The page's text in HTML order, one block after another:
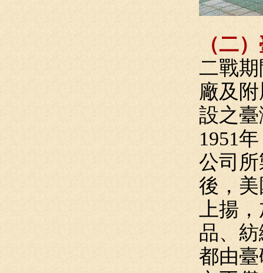
（二
二戰
廠及
設之
1951
公司
後，
上揚
品、
都由